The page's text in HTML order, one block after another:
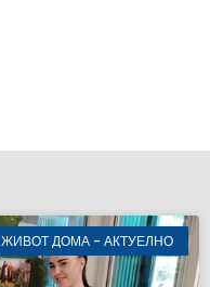
ЖИВОТ ДОМА - АКТУЕЛНО